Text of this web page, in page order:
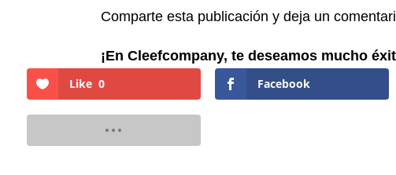
Comparte esta publicación y deja un
¡En Cleefcompany, te deseamos mucho
Like 0 Facebook